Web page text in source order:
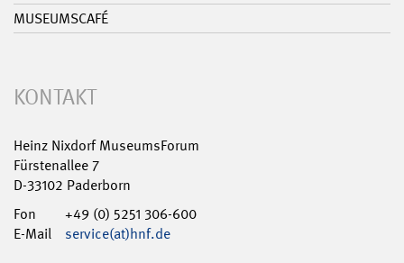
MUSEUMSCAFÉ
KONTAKT
Heinz Nixdorf MuseumsForum
Fürstenallee 7
D-33102 Paderborn
Fon
+49 (0) 5251 306-600
E-Mail
service(at)hnf.de